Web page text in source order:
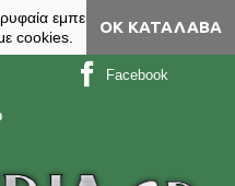
εμπειρία, στο site
cookies.
ΟΚ ΚΑΤΆΛΑΒΑ
Facebook